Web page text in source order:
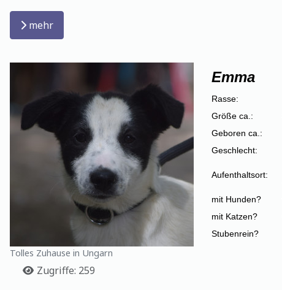
mehr
Tolles Zuhause in Ungarn
Emma
Rasse:
Größe ca.:
Geboren ca.:
Geschlecht:
Aufenthaltsort:
mit Hunden?
mit Katzen?
Stubenrein?
Details
Zugriffe: 259